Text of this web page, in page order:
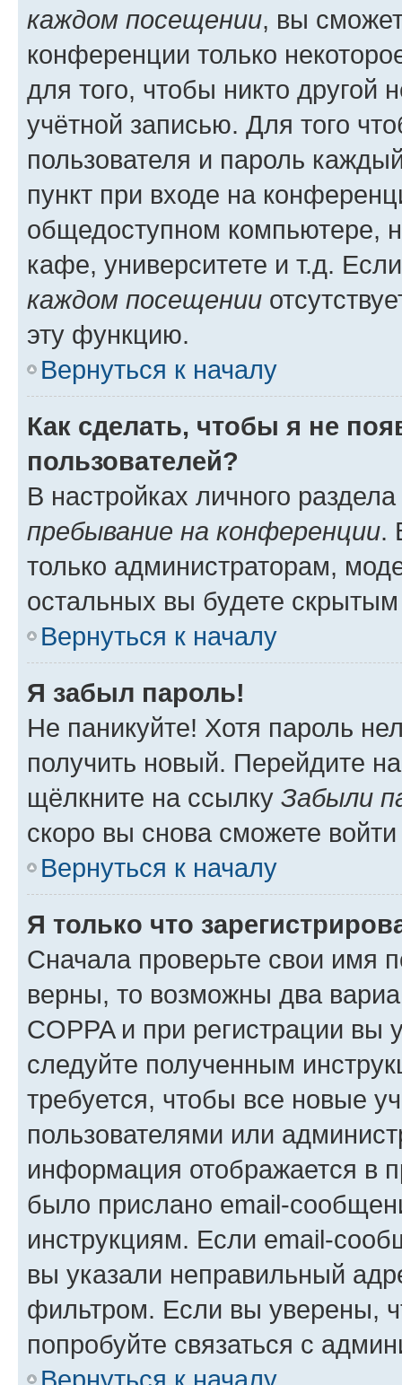
каждом посещении, вы
конференции только
для того, чтобы никто другой
учётной записью. Для того
пользователя и пароль
пункт при входе на
общедоступном компьютере,
кафе, университете и т.д.
каждом посещении
эту функцию.
Вернуться к началу
Как сделать, чтобы я не
пользователей?
В настройках личного
пребывание на конференции.
только администраторам,
остальных вы будете
Вернуться к началу
Я забыл пароль!
Не паникуйте! Хотя пароль
получить новый. Перейдите
щёлкните на ссылку Забыли
скоро вы снова сможете
Вернуться к началу
Я только что
Сначала проверьте свои имя
верны, то возможны два
COPPA и при регистрации вы
следуйте полученным
требуется, чтобы все новые
пользователями или
информация отображается в
было прислано email-
инструкциям. Если email-
вы указали неправильный
фильтром. Если вы уверены,
попробуйте связаться с
Вернуться к началу